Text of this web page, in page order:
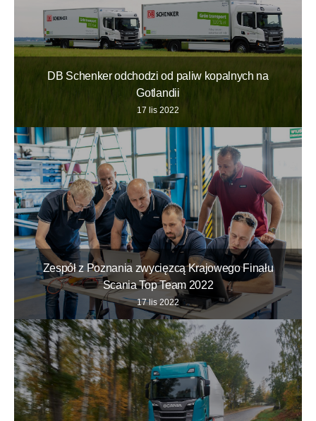
DB Schenker odchodzi od paliw kopalnych na
Gotlandii
17 lis 2022
Zespół z Poznania zwycięzcą Krajowego Finału
Scania Top Team 2022
17 lis 2022